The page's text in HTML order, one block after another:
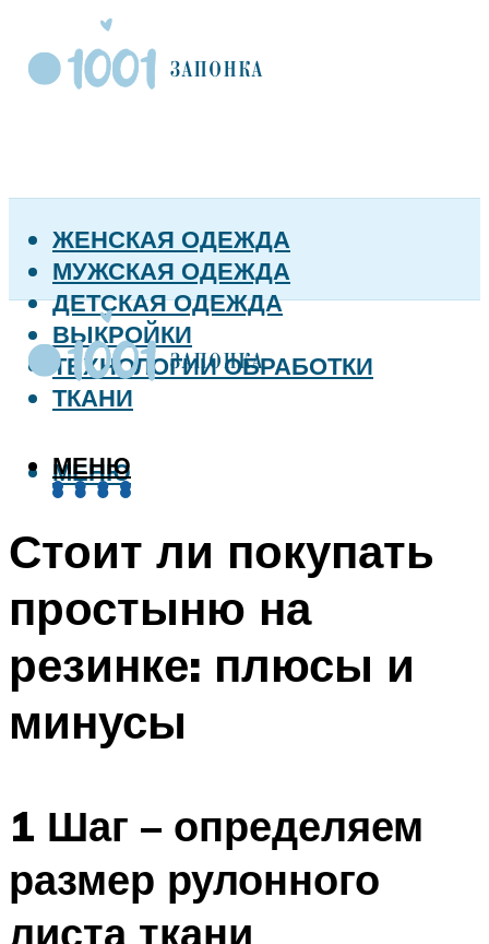
ЖЕНСКАЯ ОДЕЖДА
МУЖСКАЯ ОДЕЖДА
ДЕТСКАЯ ОДЕЖДА
ВЫКРОЙКИ
ТЕХНОЛОГИИ ОБРАБОТКИ
ТКАНИ
МЕНЮ
МЕНЮ
Стоит ли покупать
простыню на
резинке: плюсы и
минусы
1 Шаг – определяем
размер рулонного
листа ткани